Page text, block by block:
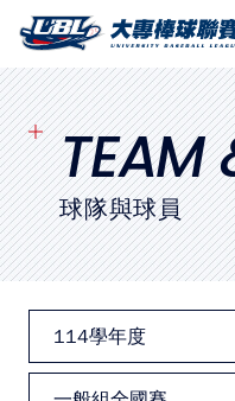
SITEMAP
首頁
球隊戰績
賽程表
球隊與球員
裁判
TEAM
球隊與球員